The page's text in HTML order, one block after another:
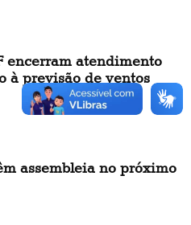
encerram atendimento
à previsão de ventos
assembleia no próximo